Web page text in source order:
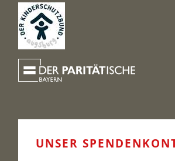
UNSER